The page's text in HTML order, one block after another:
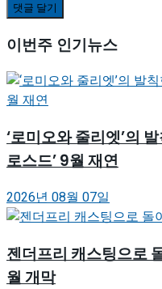
이번주 인기뉴스
‘로미오와 줄리엣’의
로스드’ 9월 재연
2026년 08월 07일
젠더프리 캐스팅으로
월 개막